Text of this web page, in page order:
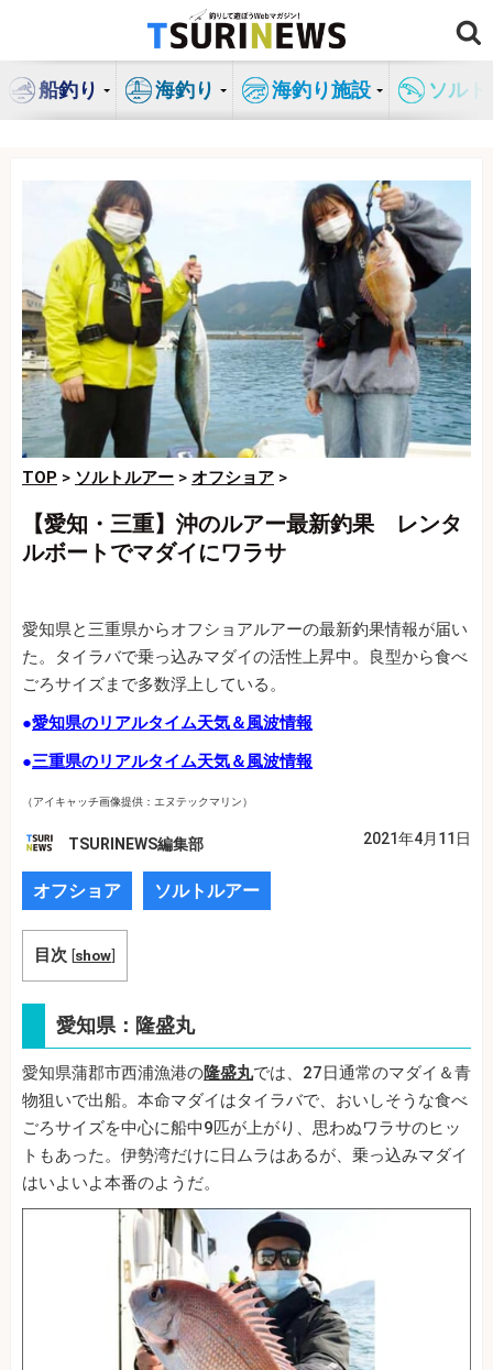
ン
船釣り 海釣り 海釣り施設 ソル
TOP > ソルトルアー > オフショア >
【愛知・三重】沖のルアー最新釣果 レンタ
ルボートでマダイにワラサ
愛知県と三重県からオフショアルアーの最新釣果情報が届い
た。タイラバで乗っ込みマダイの活性上昇中。良型から食べ
ごろサイズまで多数浮上している。
●愛知県のリアルタイム天気＆風波情報
●三重県のリアルタイム天気＆風波情報
（アイキャッチ画像提供：エヌテックマリン）
TSURINEWS編集部 2021年4月11日
オフショア ソルトルアー
目次 [show]
愛知県：隆盛丸
愛知県蒲郡市西浦漁港の隆盛丸では、27日通常のマダイ＆青
物狙いで出船。本命マダイはタイラバで、おいしそうな食べ
ごろサイズを中心に船中9匹が上がり、思わぬワラサのヒッ
トもあった。伊勢湾だけに日ムラはあるが、乗っ込みマダイ
はいよいよ本番のようだ。